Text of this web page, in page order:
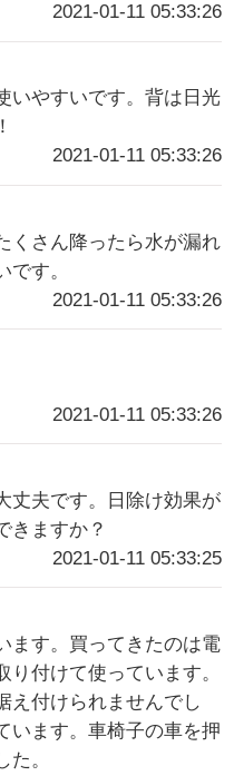
2021-01-11 05:33:26
いやすいです。背は日光
2021-01-11 05:33:26
くさん降ったら水が漏れ
す。
2021-01-11 05:33:26
2021-01-11 05:33:26
丈夫です。日除け効果が
きますか？
2021-01-11 05:33:25
ます。買ってきたのは電
付けて使っています。
え付けられませんでし
います。車椅子の車を押
。